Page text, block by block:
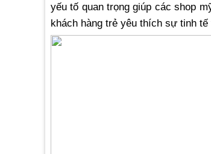
yếu tố quan trọng giúp các shop
khách hàng trẻ yêu thích sự tinh tế